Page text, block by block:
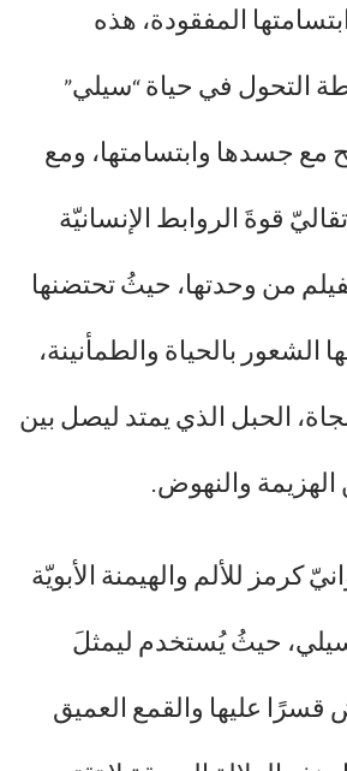
المفقودة، هذه
التحول في حياة “سيلي”
مع جسدها وابتسامتها، ومع
قوةَ الروابط الإنسانيّة
من وحدتها، حيثُ تحتضنها
الشعور بالحياة والطمأنينة،
الحبل الذي يمتد ليصل بين
الهزيمة والنهوض.
كرمز للألم والهيمنة الأبويّة
حيثُ يُستخدم ليمثلَ
عليها والقمع العميق